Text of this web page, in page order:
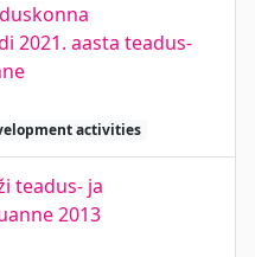
2021. aasta teadus-
activities
teadus- ja
2013